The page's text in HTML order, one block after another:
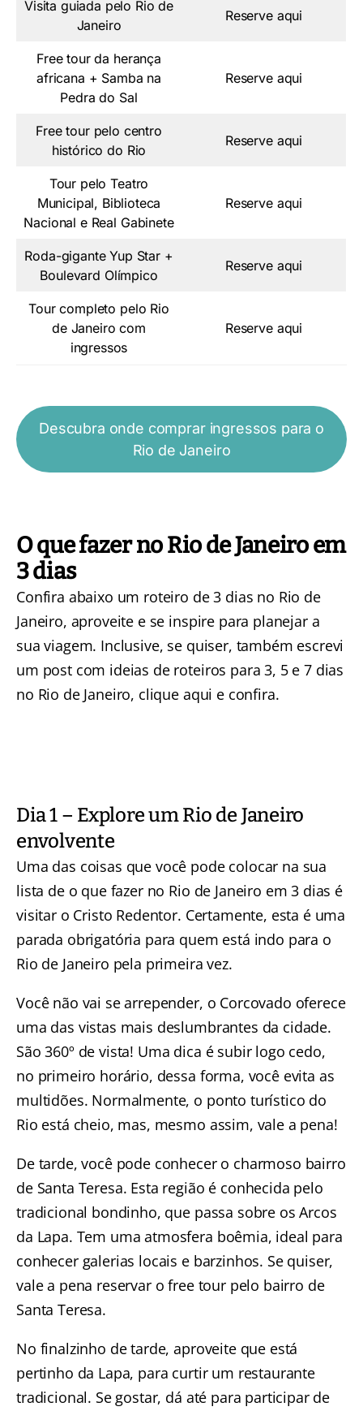
Visita guiada pelo Rio de
Janeiro
Reserve aqui
Free tour da herança
africana + Samba na
Pedra do Sal
Reserve aqui
Free tour pelo centro
histórico do Rio
Reserve aqui
Tour pelo Teatro
Municipal, Biblioteca
Nacional e Real Gabinete
Reserve aqui
Roda-gigante Yup Star +
Boulevard Olímpico
Reserve aqui
Tour completo pelo Rio
de Janeiro com
ingressos
Reserve aqui
Descubra onde comprar ingressos para o
Rio de Janeiro
O que fazer no Rio de Janeiro em
3 dias
Confira abaixo um roteiro de 3 dias no Rio de
Janeiro, aproveite e se inspire para planejar a
sua viagem. Inclusive, se quiser, também escrevi
um post com ideias de roteiros para 3, 5 e 7 dias
no Rio de Janeiro, clique aqui e confira.
Dia 1 – Explore um Rio de Janeiro
envolvente
Uma das coisas que você pode colocar na sua
lista de o que fazer no Rio de Janeiro em 3 dias é
visitar o Cristo Redentor. Certamente, esta é uma
parada obrigatória para quem está indo para o
Rio de Janeiro pela primeira vez.
Você não vai se arrepender, o Corcovado oferece
uma das vistas mais deslumbrantes da cidade.
São 360º de vista! Uma dica é subir logo cedo,
no primeiro horário, dessa forma, você evita as
multidões. Normalmente, o ponto turístico do
Rio está cheio, mas, mesmo assim, vale a pena!
De tarde, você pode conhecer o charmoso bairro
de Santa Teresa. Esta região é conhecida pelo
tradicional bondinho, que passa sobre os Arcos
da Lapa. Tem uma atmosfera boêmia, ideal para
conhecer galerias locais e barzinhos. Se quiser,
vale a pena reservar ofree tour pelo bairro de
Santa Teresa.
No finalzinho de tarde,aproveite que está
pertinho da Lapa, para curtir um restaurante
tradicional. Se gostar, dá até para participar de